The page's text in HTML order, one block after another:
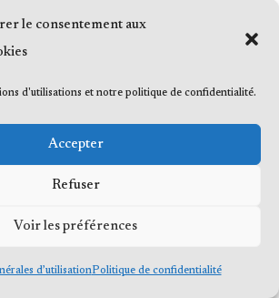
le consentement aux
d'utilisations et notre politique de confidentialité.
Accepter
Refuser
Voir les préférences
d’utilisationPolitique de confidentialité